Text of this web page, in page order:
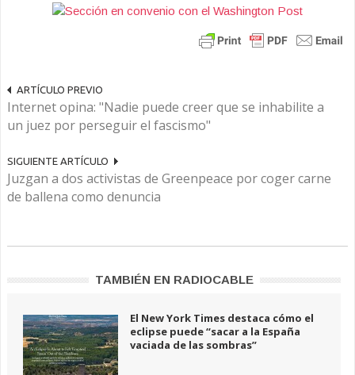
ARTÍCULO PREVIO
Internet opina: "Nadie puede creer que se inhabilite a
un juez por perseguir el fascismo"
SIGUIENTE ARTÍCULO
Juzgan a dos activistas de Greenpeace por coger carne
de ballena como denuncia
TAMBIÉN EN RADIOCABLE
El New York Times destaca cómo el
eclipse puede “sacar a la España
vaciada de las sombras”